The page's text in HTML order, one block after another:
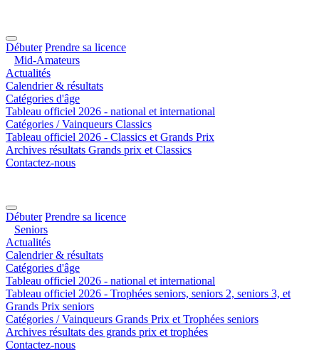
Débuter Prendre sa licence
Mid-Amateurs
Actualités
Calendrier & résultats
Catégories d'âge
Tableau officiel 2026 - national et international
Catégories / Vainqueurs Classics
Tableau officiel 2026 - Classics et Grands Prix
Archives résultats Grands prix et Classics
Contactez-nous
Débuter Prendre sa licence
Seniors
Actualités
Calendrier & résultats
Catégories d'âge
Tableau officiel 2026 - national et international
Tableau officiel 2026 - Trophées seniors, seniors 2, seniors 3, et
Grands Prix seniors
Catégories / Vainqueurs Grands Prix et Trophées seniors
Archives résultats des grands prix et trophées
Contactez-nous